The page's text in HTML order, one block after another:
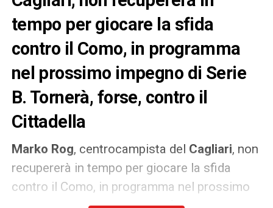
tempo per giocare la sfida
contro il Como, in programma
nel prossimo impegno di Serie
B. Tornerà, forse, contro il
Cittadella
Marko Rog, centrocampista del Cagliari, non
recupererà in tempo per giocare la sfida
contro il Como, in programma nel prossimo